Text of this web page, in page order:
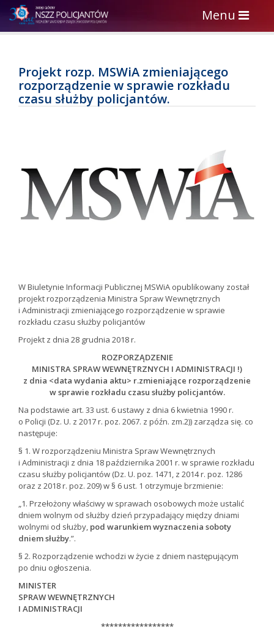
Toggle
navigation
Menu
Projekt rozp. MSWiA zmieniającego
rozporządzenie w sprawie rozkładu
czasu służby policjantów.
W Biuletynie Informacji Publicznej MSWiA opublikowany został
projekt rozporządzenia Ministra Spraw Wewnętrznych
i Administracji zmieniającego rozporządzenie w sprawie
rozkładu czasu służby policjantów
Projekt z dnia 28 grudnia 2018 r.
ROZPORZĄDZENIE
MINISTRA SPRAW WEWNĘTRZNYCH I ADMINISTRACJI !)
z dnia <data wydania aktu> r.zmieniające rozporządzenie
w sprawie rozkładu czasu służby policjantów.
Na podstawie art. 33 ust. 6 ustawy z dnia 6 kwietnia 1990 r.
o Policji (Dz. U. z 2017 r. poz. 2067. z późn. zm.2)) zarządza się. co
następuje:
§ 1. W rozporządzeniu Ministra Spraw Wewnętrznych
i Administracji z dnia 18 października 2001 r. w sprawie rozkładu
czasu służby policjantów (Dz. U. poz. 1471, z 2014 r. poz. 1286
oraz z 2018 r. poz. 209) w § 6 ust. 1 otrzymuje brzmienie:
„1. Przełożony właściwy w sprawach osobowych może ustalić
dniem wolnym od służby dzień przypadający między dniami
wolnymi od służby, pod warunkiem wyznaczenia soboty
dniem służby.”.
§ 2. Rozporządzenie wchodzi w życie z dniem następującym
po dniu ogłoszenia.
MINISTER
SPRAW WEWNĘTRZNYCH
I ADMINISTRACJI
*****************